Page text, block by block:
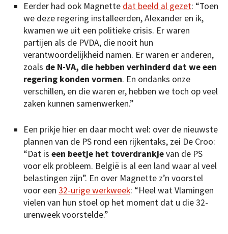
Eerder had ook Magnette dat beeld al gezet: “Toen
we deze regering installeerden, Alexander en ik,
kwamen we uit een politieke crisis. Er waren
partijen als de PVDA, die nooit hun
verantwoordelijkheid namen. Er waren er anderen,
zoals de N-VA, die hebben verhinderd dat we een
regering konden vormen. En ondanks onze
verschillen, en die waren er, hebben we toch op veel
zaken kunnen samenwerken.”
Een prikje hier en daar mocht wel: over de nieuwste
plannen van de PS rond een rijkentaks, zei De Croo:
“Dat is een beetje het toverdrankjevan de PS
voor elk probleem. België is al een land waar al veel
belastingen zijn”. En over Magnette z’n voorstel
voor een 32-urige werkweek: “Heel wat Vlamingen
vielen van hun stoel op het moment dat u die 32-
urenweek voorstelde.”